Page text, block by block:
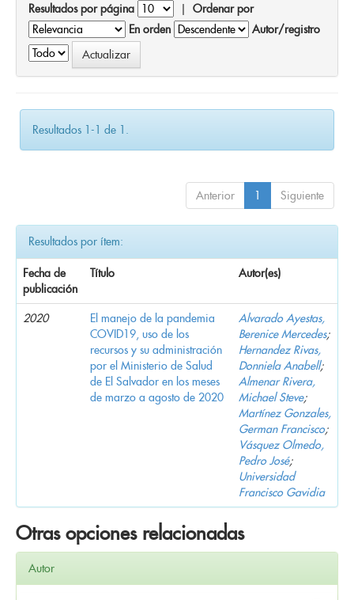
Resultados por página | Ordenar por
En orden
Autor/registro
Resultados 1-1 de 1.
Anterior 1 Siguiente
Resultados por ítem:
Fecha de
publicación
Título Autor(es)
2020
El manejo de la pandemia
COVID19, uso de los
recursos y su administración
por el Ministerio de Salud
de El Salvador en los meses
de marzo a agosto de 2020
Alvarado Ayestas,
Berenice Mercedes;
Hernandez Rivas,
Donniela Anabell;
Almenar Rivera,
Michael Steve;
Martínez Gonzales,
German Francisco;
Vásquez Olmedo,
Pedro José;
Universidad
Francisco Gavidia
Otras opciones relacionadas
Autor